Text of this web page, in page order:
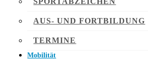
AUS- UND FORTBILDUNG
TERMINE
Mobilität